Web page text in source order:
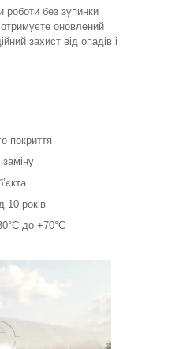
роботи без зупинки
оновлений
захист від опадів і
покриття
10 років
до +70°C